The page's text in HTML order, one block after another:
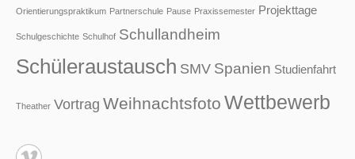
Orientierungspraktikum Partnerschule Pause Praxissemester Projekttage
Schulgeschichte Schulhof Schullandheim
Schüleraustausch SMV Spanien Studienfahrt
Theather Vortrag Weihnachtsfoto Wettbewerb